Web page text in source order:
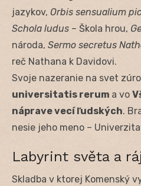
jazykov, Orbis sensualium
Schola ludus – Škola hrou,
národa, Sermo secretus
reč Nathana k Davidovi.
Svoje nazeranie na svet
universitatis rerum a vo
náprave vecí ľudských.
nesie jeho meno – Univerzita
Labyrint světa a
Skladba v ktorej Komenský